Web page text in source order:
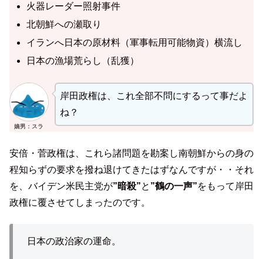
火器レーダー照射事件
北朝鮮への瀬取り
イランへ日本の原材料（軍事転用可能物資）横流し
日本の漁場荒らし（乱獲）
嫡男：スラ
岸田政権は、これ全部不問にするって事だよ
ね？
安倍・菅政権は、これら諸問題を勘案し南朝鮮からの身の
程知らずの要求を撥ね退けてきたはずなんですが・・それ
を、バイデン米民主党が”暗殺”と ”鶴の一声”をもって岸田
政権に覆させてしまったのです。
日本の政治家の運命。